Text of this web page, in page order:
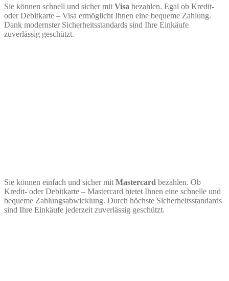
Sie können schnell und sicher mit Visa bezahlen. Egal ob Kredit-
oder Debitkarte – Visa ermöglicht Ihnen eine bequeme Zahlung.
Dank modernster Sicherheitsstandards sind Ihre Einkäufe
zuverlässig geschützt.
Sie können einfach und sicher mit Mastercard bezahlen. Ob
Kredit- oder Debitkarte – Mastercard bietet Ihnen eine schnelle und
bequeme Zahlungsabwicklung. Durch höchste Sicherheitsstandards
sind Ihre Einkäufe jederzeit zuverlässig geschützt.